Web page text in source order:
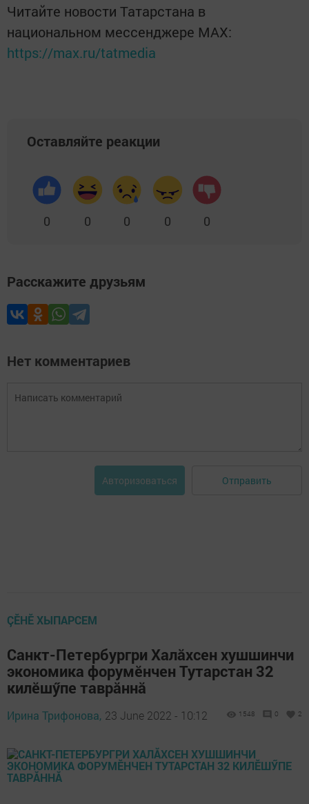
Читайте новости Татарстана в
национальном мессенджере MАХ:
https://max.ru/tatmedia
Оставляйте реакции
0 0 0 0 0
Расскажите друзьям
Нет комментариев
Авторизоваться Отправить
ÇӖНӖ ХЫПАРСЕМ
Санкт-Петербургри Халăхсен хушшинчи
экономика форумӗнчен Тутарстан 32
килӗшӳпе таврăннă
Ирина Трифонова, 23 June 2022 - 10:12 1548 0 2